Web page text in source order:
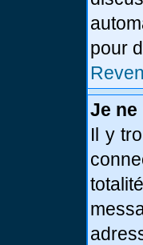
pour
Je ne
Il y